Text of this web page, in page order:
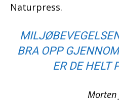
Naturpress.
BRA OPP
ER DE HELT
Morten